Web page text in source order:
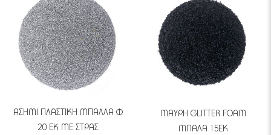
ΑΣΗΜΙ ΠΛΑΣΤΙΚΗ ΜΠΑΛΛΑ Φ
20 ΕΚ ΜΕ ΣΤΡΑΣ
ΜΑΥΡΗ GLITTER FOAM
ΜΠΑΛΑ 15ΕΚ